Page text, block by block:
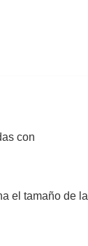
con
el tamaño de la